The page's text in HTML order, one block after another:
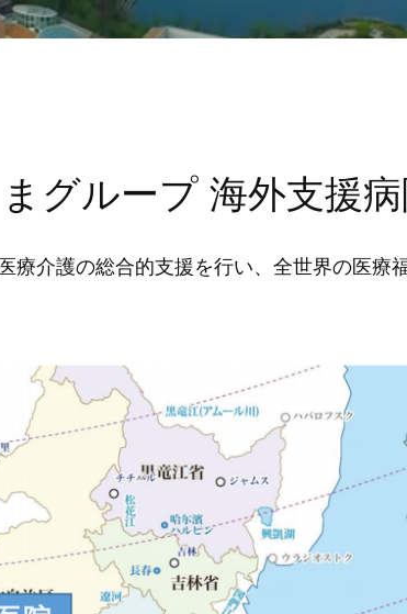
グループ海外支援
療介護の総合的支援を行い、全世界の医療